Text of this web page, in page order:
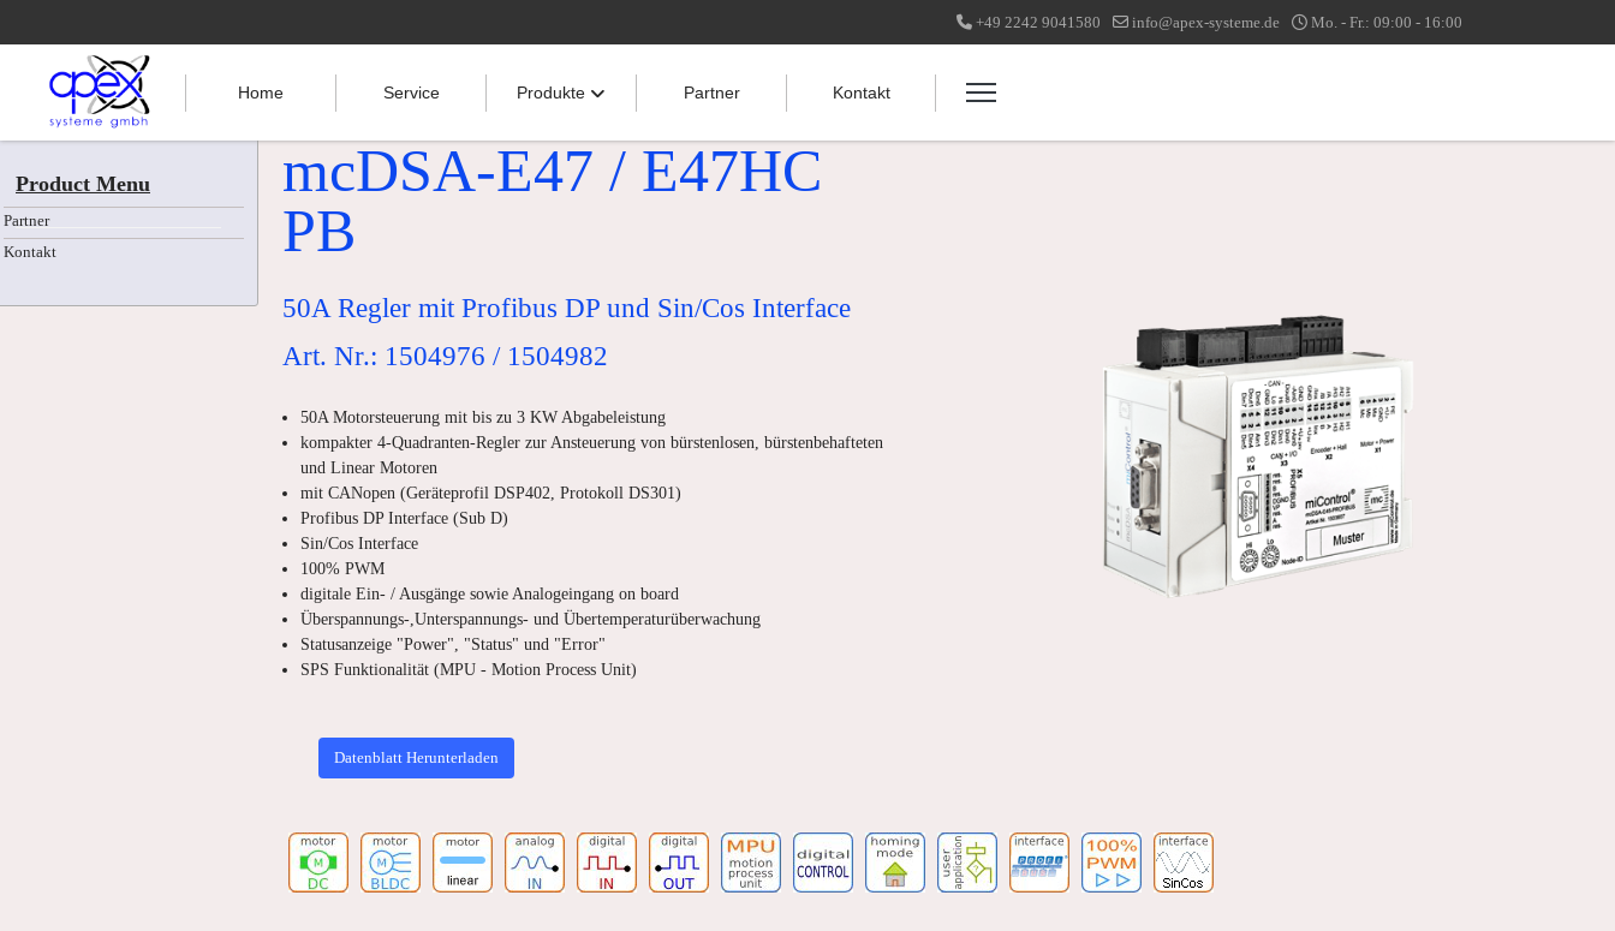
+49 2242 9041580 info@apex-systeme.de Mo. - Fr.: 09:00 - 16:00
Home Service Produkte Partner Kontakt
Product Menu
Partner
Kontakt
mcDSA-E47 / E47HC
PB
50A Regler mit Profibus DP und Sin/Cos Interface
Art. Nr.: 1504976 / 1504982
50A Motorsteuerung mit bis zu 3 KW Abgabeleistung
kompakter 4-Quadranten-Regler zur Ansteuerung von bürstenlosen, bürstenbehafteten
und Linear Motoren
mit CANopen (Geräteprofil DSP402, Protokoll DS301)
Profibus DP Interface (Sub D)
Sin/Cos Interface
100% PWM
digitale Ein- / Ausgänge sowie Analogeingang on board
Überspannungs-,Unterspannungs- und Übertemperaturüberwachung
Statusanzeige "Power", "Status" und "Error"
SPS Funktionalität (MPU - Motion Process Unit)
Datenblatt Herunterladen